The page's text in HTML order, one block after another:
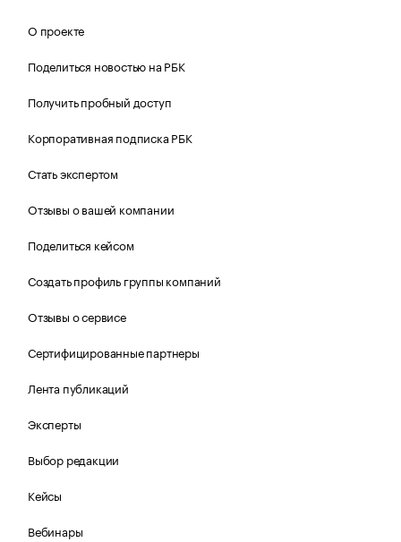
О проекте
Поделиться новостью на РБК
Получить пробный доступ
Корпоративная подписка РБК
Стать экспертом
Отзывы о вашей компании
Поделиться кейсом
Создать профиль группы компаний
Отзывы о сервисе
Сертифицированные партнеры
Лента публикаций
Эксперты
Выбор редакции
Кейсы
Вебинары